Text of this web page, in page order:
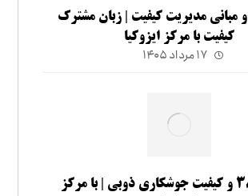
ایزو ۹۰۰۰ و مبانی مدیریت کیفیت | زبان مشترک
کیفیت با مرکز ایزوکیا
۱۷ مرداد ۱۴۰۵
ایزو ۳۸۳۴ و کیفیت جوشکاری ذوبی | با مرکز